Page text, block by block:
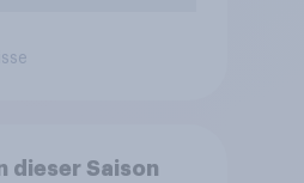
dieser Saison